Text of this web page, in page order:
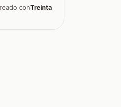
conTreinta